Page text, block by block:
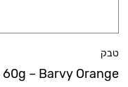
טבק
60g – Barvy Orange